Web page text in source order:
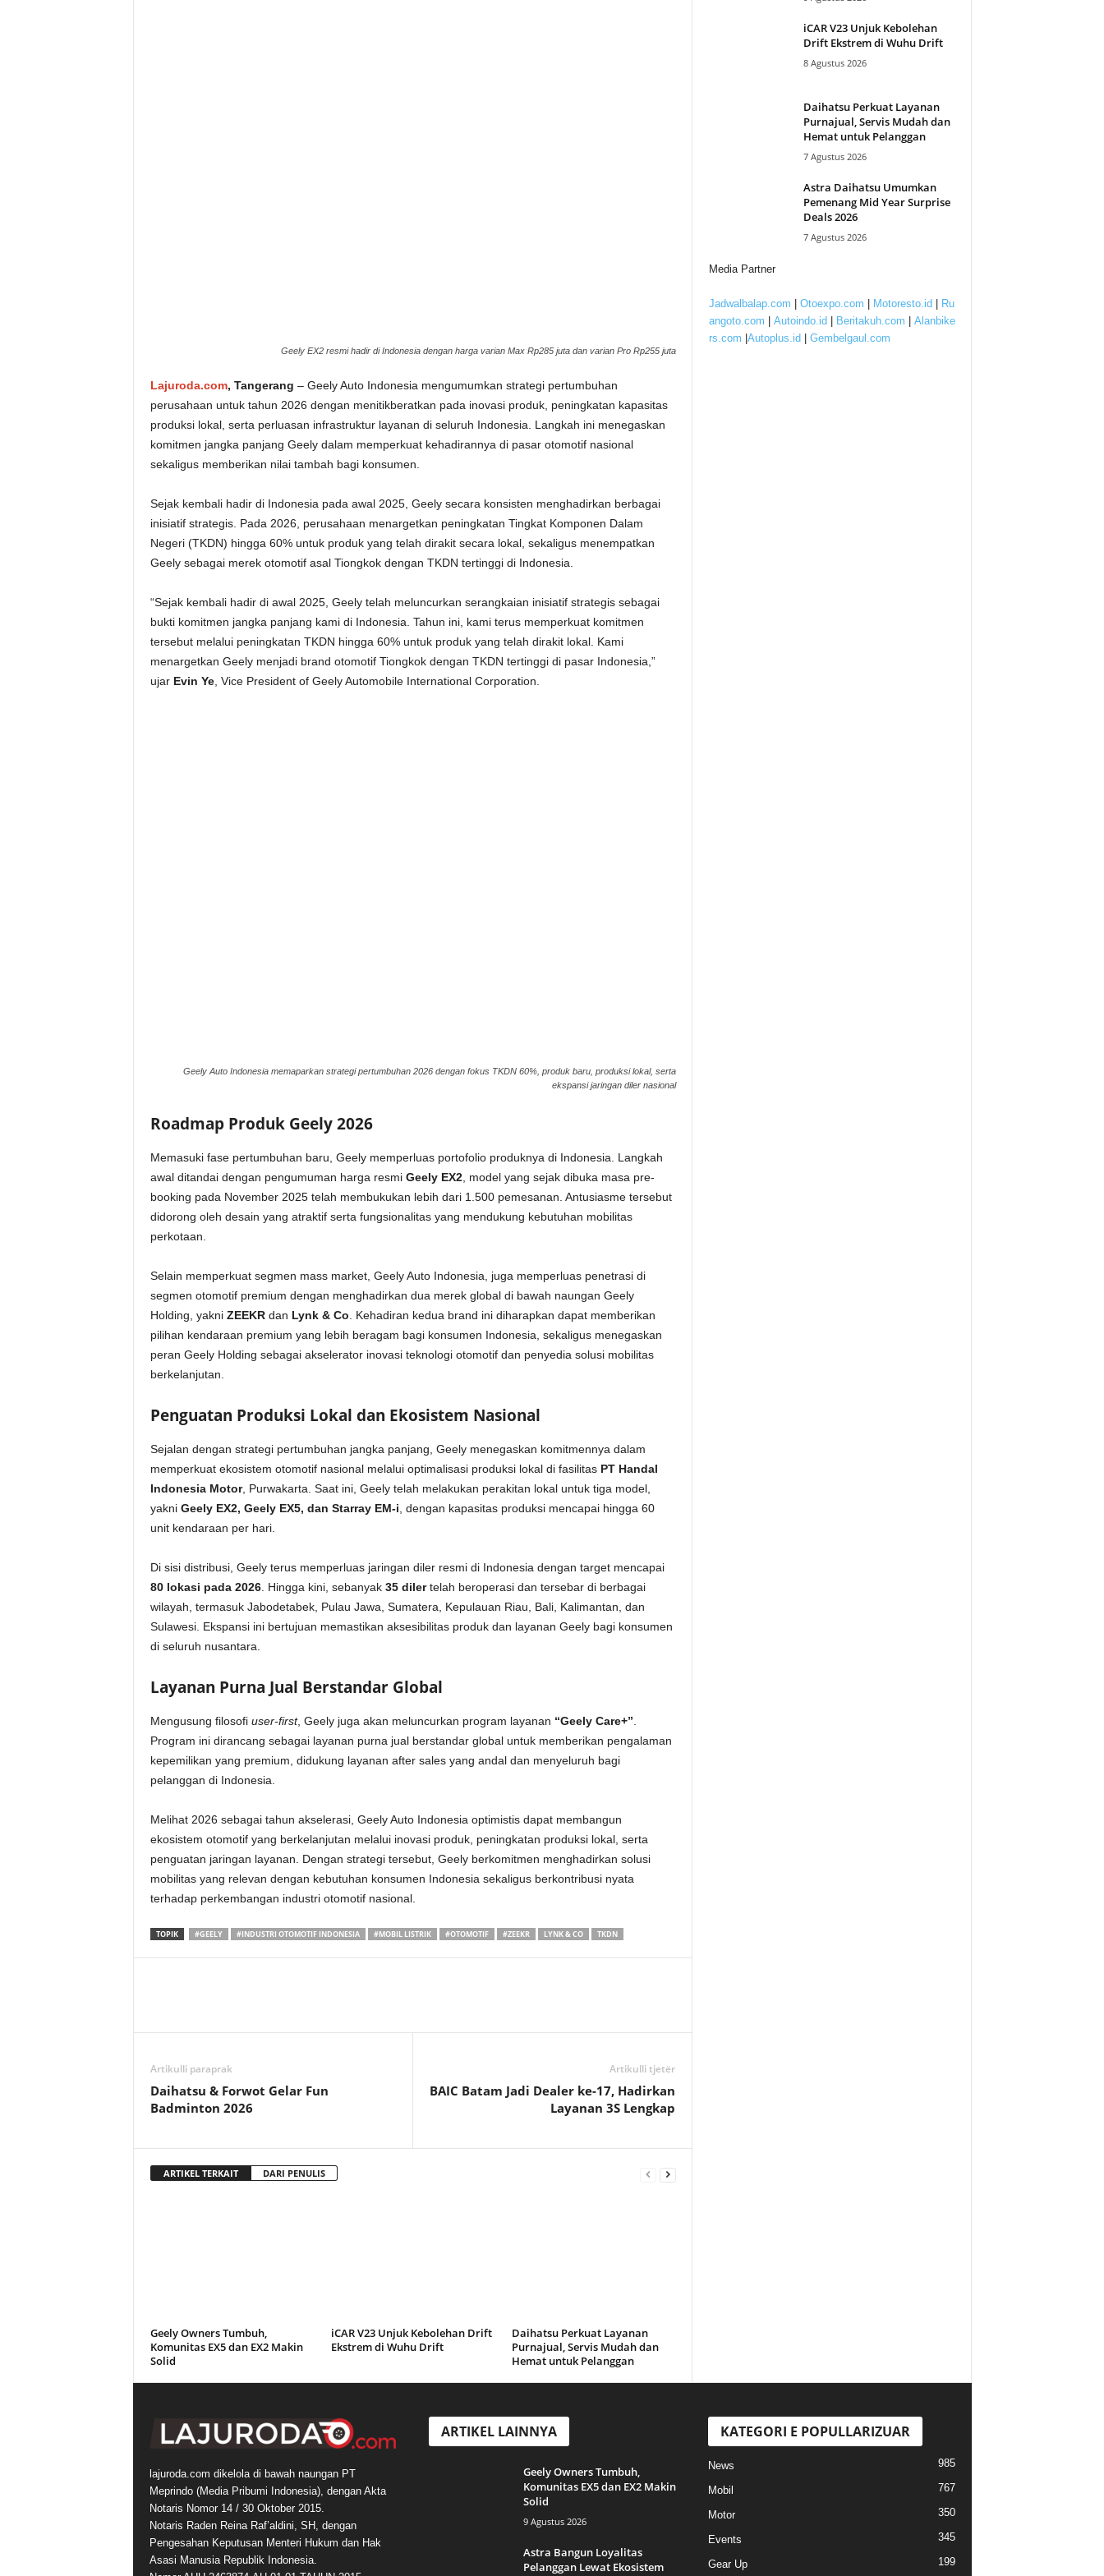
Geely EX2 resmi hadir di Indonesia dengan harga varian Max Rp285 juta dan varian Pro Rp255 juta
Lajuroda.com, Tangerang – Geely Auto Indonesia mengumumkan strategi pertumbuhan
perusahaan untuk tahun 2026 dengan menitikberatkan pada inovasi produk, peningkatan kapasitas
produksi lokal, serta perluasan infrastruktur layanan di seluruh Indonesia. Langkah ini menegaskan
komitmen jangka panjang Geely dalam memperkuat kehadirannya di pasar otomotif nasional
sekaligus memberikan nilai tambah bagi konsumen.
Sejak kembali hadir di Indonesia pada awal 2025, Geely secara konsisten menghadirkan berbagai
inisiatif strategis. Pada 2026, perusahaan menargetkan peningkatan Tingkat Komponen Dalam
Negeri (TKDN) hingga 60% untuk produk yang telah dirakit secara lokal, sekaligus menempatkan
Geely sebagai merek otomotif asal Tiongkok dengan TKDN tertinggi di Indonesia.
“Sejak kembali hadir di awal 2025, Geely telah meluncurkan serangkaian inisiatif strategis sebagai
bukti komitmen jangka panjang kami di Indonesia. Tahun ini, kami terus memperkuat komitmen
tersebut melalui peningkatan TKDN hingga 60% untuk produk yang telah dirakit lokal. Kami
menargetkan Geely menjadi brand otomotif Tiongkok dengan TKDN tertinggi di pasar Indonesia,”
ujar Evin Ye, Vice President of Geely Automobile International Corporation.
Geely Auto Indonesia memaparkan strategi pertumbuhan 2026 dengan fokus TKDN 60%, produk baru, produksi lokal, serta
ekspansi jaringan diler nasional
Roadmap Produk Geely 2026
Memasuki fase pertumbuhan baru, Geely memperluas portofolio produknya di Indonesia. Langkah
awal ditandai dengan pengumuman harga resmi Geely EX2, model yang sejak dibuka masa pre-
booking pada November 2025 telah membukukan lebih dari 1.500 pemesanan. Antusiasme tersebut
didorong oleh desain yang atraktif serta fungsionalitas yang mendukung kebutuhan mobilitas
perkotaan.
Selain memperkuat segmen mass market, Geely Auto Indonesia, juga memperluas penetrasi di
segmen otomotif premium dengan menghadirkan dua merek global di bawah naungan Geely
Holding, yakni ZEEKRdan Lynk & Co . Kehadiran kedua brand ini diharapkan dapat memberikan
pilihan kendaraan premium yang lebih beragam bagi konsumen Indonesia, sekaligus menegaskan
peran Geely Holding sebagai akselerator inovasi teknologi otomotif dan penyedia solusi mobilitas
berkelanjutan.
Penguatan Produksi Lokal dan Ekosistem Nasional
Sejalan dengan strategi pertumbuhan jangka panjang, Geely menegaskan komitmennya dalam
memperkuat ekosistem otomotif nasional melalui optimalisasi produksi lokal di fasilitas PT Handal
Indonesia Motor, Purwakarta. Saat ini, Geely telah melakukan perakitan lokal untuk tiga model,
yakni Geely EX2, Geely EX5, dan Starray EM-i , dengan kapasitas produksi mencapai hingga 60
unit kendaraan per hari.
Di sisi distribusi, Geely terus memperluas jaringan diler resmi di Indonesia dengan target mencapai
80 lokasi pada 2026. Hingga kini, sebanyak 35 dilertelah beroperasi dan tersebar di berbagai
wilayah, termasuk Jabodetabek, Pulau Jawa, Sumatera, Kepulauan Riau, Bali, Kalimantan, dan
Sulawesi. Ekspansi ini bertujuan memastikan aksesibilitas produk dan layanan Geely bagi konsumen
di seluruh nusantara.
Layanan Purna Jual Berstandar Global
Mengusung filosofi user-first, Geely juga akan meluncurkan program layanan “Geely Care+”
Program ini dirancang sebagai layanan purna jual berstandar global untuk memberikan pengalaman
kepemilikan yang premium, didukung layanan after sales yang andal dan menyeluruh bagi
pelanggan di Indonesia.
Melihat 2026 sebagai tahun akselerasi, Geely Auto Indonesia optimistis dapat membangun
ekosistem otomotif yang berkelanjutan melalui inovasi produk, peningkatan produksi lokal, serta
penguatan jaringan layanan. Dengan strategi tersebut, Geely berkomitmen menghadirkan solusi
mobilitas yang relevan dengan kebutuhan konsumen Indonesia sekaligus berkontribusi nyata
terhadap perkembangan industri otomotif nasional.
TOPIK #GEELY #INDUSTRI OTOMOTIF INDONESIA #MOBIL LISTRIK #OTOMOTIF #ZEEKR LYNK & CO TKDN
Artikulli paraprak
Daihatsu & Forwot Gelar Fun
Badminton 2026
Artikulli tjetër
BAIC Batam Jadi Dealer ke-17, Hadirkan
Layanan 3S Lengkap
ARTIKEL TERKAIT DARI PENULIS
Geely Owners Tumbuh,
Komunitas EX5 dan EX2 Makin
Solid
iCAR V23 Unjuk Kebolehan Drift
Ekstrem di Wuhu Drift
Daihatsu Perkuat Layanan
Purnajual, Servis Mudah dan
Hemat untuk Pelanggan
iCAR V23 Unjuk Kebolehan
Drift Ekstrem di Wuhu Drift
8 Agustus 2026
Daihatsu Perkuat Layanan
Purnajual, Servis Mudah dan
Hemat untuk Pelanggan
7 Agustus 2026
Astra Daihatsu Umumkan
Pemenang Mid Year Surprise
Deals 2026
7 Agustus 2026
Media Partner
Jadwalbalap.com Otoexpo.com Motoresto.id
Ru
angoto.com
Autoindo.id Beritakuh.com
Alanbike
rs.com Autoplus.id Gembelgaul.com
lajuroda.com dikelola di bawah naungan PT
Meprindo (Media Pribumi Indonesia), dengan Akta
Notaris Nomor 14 / 30 Oktober 2015.
Notaris Raden Reina Raf’aldini, SH, dengan
Pengesahan Keputusan Menteri Hukum dan Hak
Asasi Manusia Republik Indonesia.
ARTIKEL LAINNYA
Geely Owners Tumbuh,
Komunitas EX5 dan EX2 Makin
Solid
9 Agustus 2026
Astra Bangun Loyalitas
Pelanggan Lewat Ekosistem
KATEGORI E POPULLARIZUAR
News 985
Mobil 767
Motor 350
Events 345
Gear Up 199